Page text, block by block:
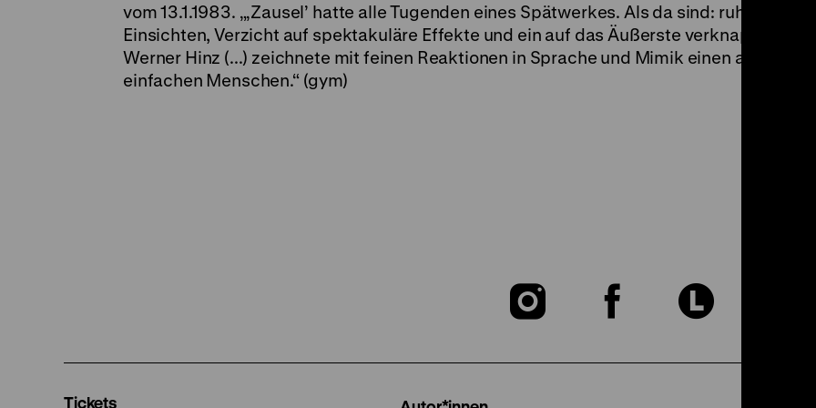
vom 13.1.1983. „‚Zausel’ hatte alle Tugenden eines Spätwerkes. Als da sind: ruhig
Einsichten, Verzicht auf spektakuläre Effekte und ein auf das Äußerste verknappter
Werner Hinz (...) zeichnete mit feinen Reaktionen in Sprache und Mimik einen alten,
einfachen Menschen.“ (gym)
Zu
Zu
Zu
Tickets